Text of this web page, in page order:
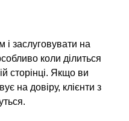
заслуговувати на
коли ділиться
сторінці. Якщо ви
на довіру, клієнти з